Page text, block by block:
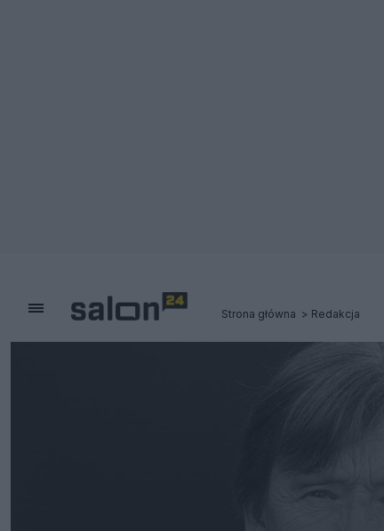
Strona główna Redakcja